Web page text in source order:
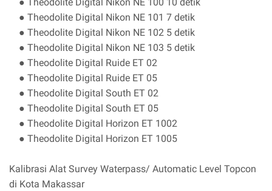
● Theodolite Digital Nikon NE 101 7 detik
● Theodolite Digital Nikon NE 102 5 detik
● Theodolite Digital Nikon NE 103 5 detik
● Theodolite Digital Ruide ET 02
● Theodolite Digital Ruide ET 05
● Theodolite Digital South ET 02
● Theodolite Digital South ET 05
● Theodolite Digital Horizon ET 1002
● Theodolite Digital Horizon ET 1005
Kalibrasi Alat Survey Waterpass/ Automatic Level Topcon
di Kota Makassar